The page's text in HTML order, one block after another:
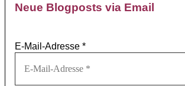
Neue Blogposts via Email
E-Mail-Adresse *